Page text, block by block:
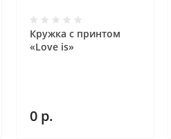
Кружка с принтом
«Love is»
0р.